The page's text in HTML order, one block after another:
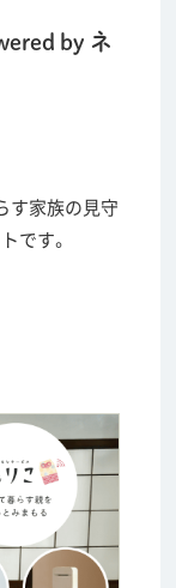
by ネ
す家族の見守
です。